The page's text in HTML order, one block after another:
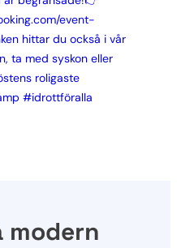
modern